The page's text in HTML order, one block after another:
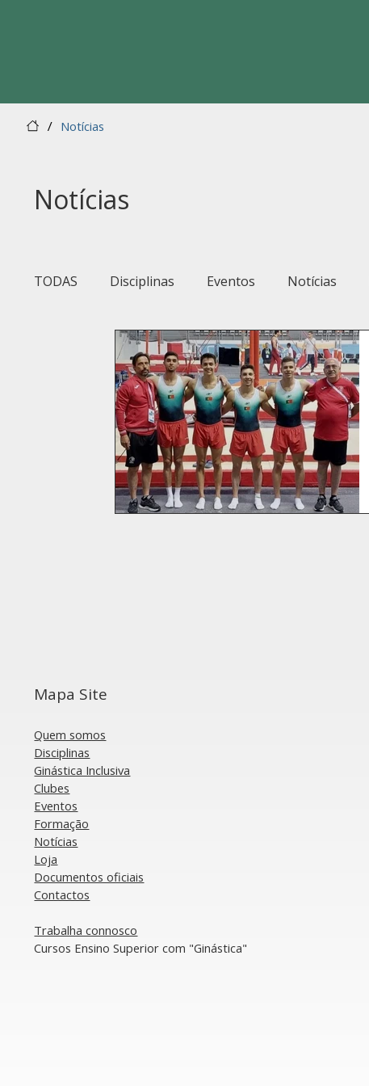
Notícias
TODAS Disciplinas Eventos Notícias
/ Notícias
Quem somos
Disciplinas
Ginástica Inclusiva
Clubes
Eventos
Formação
Notícias
Loja
Documentos oficiais​
​Contactos
​Trabalha connosco
​Cursos Ensino Superior com "Ginástica"
Mapa Site